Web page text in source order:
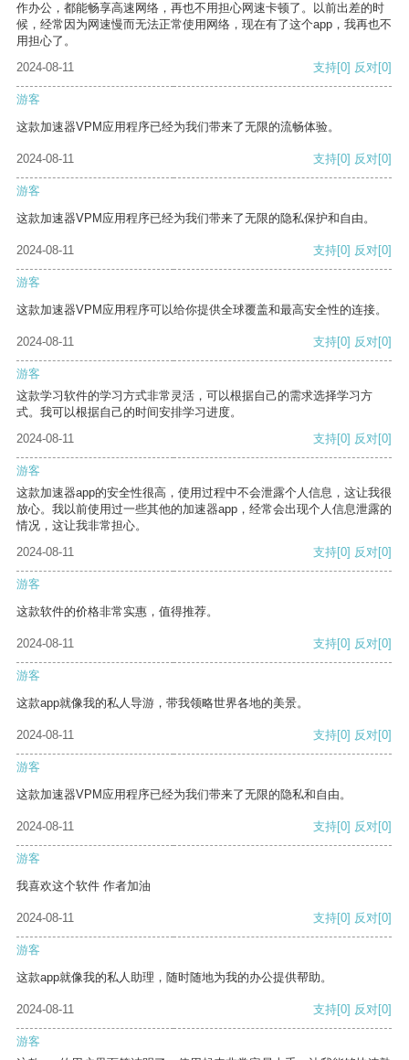
作办公，都能畅享高速网络，再也不用担心网速卡顿了。以前出差的时
候，经常因为网速慢而无法正常使用网络，现在有了这个app，我再也不
用担心了。
2024-08-11
支持[0] 反对[0]
游客
这款加速器VPM应用程序已经为我们带来了无限的流畅体验。
2024-08-11 支持[0] 反对[0]
游客
这款加速器VPM应用程序已经为我们带来了无限的隐私保护和自由。
2024-08-11 支持[0] 反对[0]
游客
这款加速器VPM应用程序可以给你提供全球覆盖和最高安全性的连接。
2024-08-11 支持[0] 反对[0]
游客
这款学习软件的学习方式非常灵活，可以根据自己的需求选择学习方
式。我可以根据自己的时间安排学习进度。
2024-08-11
支持[0] 反对[0]
游客
这款加速器app的安全性很高，使用过程中不会泄露个人信息，这让我很
放心。我以前使用过一些其他的加速器app，经常会出现个人信息泄露的
情况，这让我非常担心。
2024-08-11
支持[0] 反对[0]
游客
这款软件的价格非常实惠，值得推荐。
2024-08-11 支持[0] 反对[0]
游客
这款app就像我的私人导游，带我领略世界各地的美景。
2024-08-11 支持[0] 反对[0]
游客
这款加速器VPM应用程序已经为我们带来了无限的隐私和自由。
2024-08-11 支持[0] 反对[0]
游客
我喜欢这个软件 作者加油
2024-08-11 支持[0] 反对[0]
游客
这款app就像我的私人助理，随时随地为我的办公提供帮助。
2024-08-11 支持[0] 反对[0]
游客